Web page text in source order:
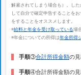
解雇されてしまう場合も）。し
して自分で確定申告することを
をすることをオススメします。
※給料と年金を受け取っている場
※年金についての所得は年金所得
手順③合計所得金額の見
手順④合計所得金額の見